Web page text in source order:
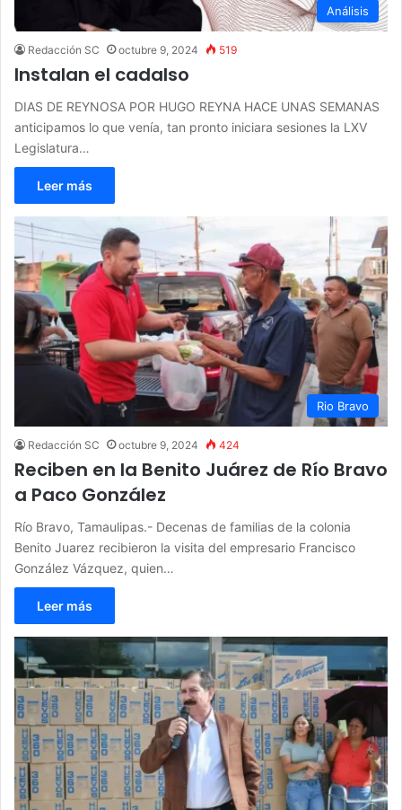
Análisis
Redacción SC octubre 9, 2024 519
Instalan el cadalso
DIAS DE REYNOSA POR HUGO REYNA HACE UNAS SEMANAS
anticipamos lo que venía, tan pronto iniciara sesiones la LXV
Legislatura…
Leer más
Rio Bravo
Redacción SC octubre 9, 2024 424
Reciben en la Benito Juárez de Río Bravo
a Paco González
Río Bravo, Tamaulipas.- Decenas de familias de la colonia
Benito Juarez recibieron la visita del empresario Francisco
González Vázquez, quien…
Leer más